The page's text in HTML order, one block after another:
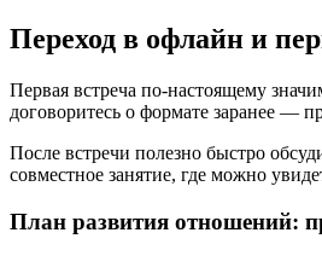
Переход в офлайн и
Первая встреча по-настоящему
договоритесь о формате заранее —
После встречи полезно быстро
совместное занятие, где можно
План развития отношений: